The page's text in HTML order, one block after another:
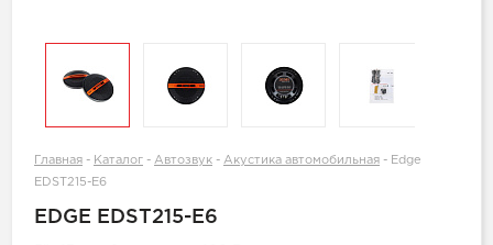
Главная - Каталог - Автозвук - Акустика автомобильная - Edge
EDST215-E6
EDGE EDST215-E6